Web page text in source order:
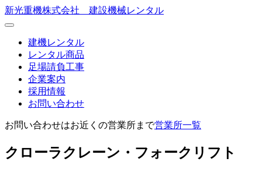
新光重機株式会社 建設機械レンタル
建機レンタル
レンタル商品
足場請負工事
企業案内
採用情報
お問い合わせ
お問い合わせはお近くの営業所まで営業所一覧
クローラクレーン・フォークリフト